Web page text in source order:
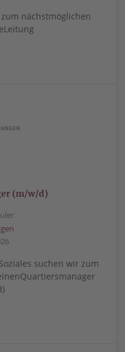
nächstmöglichen
(m/w/d)
suchen wir zum